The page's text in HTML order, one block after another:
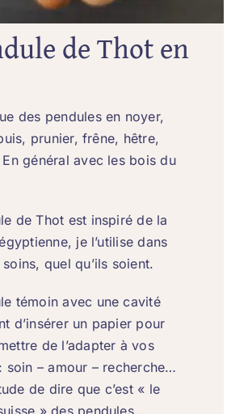
de Thot en
des pendules en noyer,
prunier, frêne, hêtre,
général avec les bois du
de Thot est inspiré de la
je l’utilise dans
quel qu’ils soient.
témoin avec une cavité
d’insérer un papier pour
de l’adapter à vos
soin – amour – recherche…
de dire que c’est « le